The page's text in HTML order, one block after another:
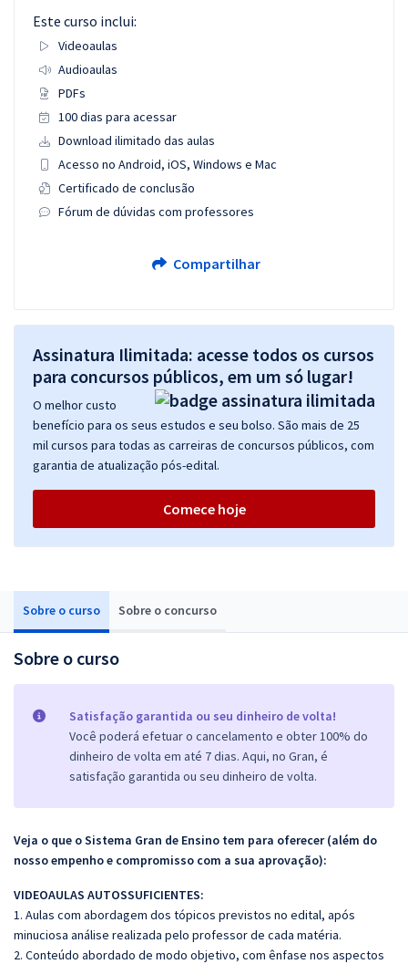
Sobre o curso Sobre o concurso
Sobre o curso
Satisfação garantida ou seu dinheiro de volta!
Você poderá efetuar o cancelamento e obter 100% do
dinheiro de volta em até 7 dias. Aqui, no Gran, é
satisfação garantida ou seu dinheiro de volta.
Veja o que o Sistema Gran de Ensino tem para oferecer (além do
nosso empenho e compromisso com a sua aprovação):
VIDEOAULAS AUTOSSUFICIENTES:
1. Aulas com abordagem dos tópicos previstos no edital, após
minuciosa análise realizada pelo professor de cada matéria.
2. Conteúdo abordado de modo objetivo, com ênfase nos aspectos
Este curso inclui:
Videoaulas
Audioaulas
PDFs
100 dias para acessar
Download ilimitado das aulas
Acesso no Android, iOS, Windows e Mac
Certificado de conclusão
Fórum de dúvidas com professores
Compartilhar
Assinatura Ilimitada: acesse todos os cursos
para concursos públicos, em um só lugar!
O melhor custo
benefício para os seus estudos e seu bolso. São mais de 25
mil cursos para todas as carreiras de concursos públicos, com
garantia de atualização pós-edital.
Comece hoje